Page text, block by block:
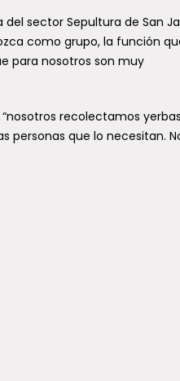
sector Sepultura de San
como grupo, la función
para nosotros son muy
recolectamos yerbas
personas que lo necesitan.
Gobierno del Maule
millonaria inversión
fortalecer la seguridad
Un importante paso para
seguridad en la Provincia de
Cauquenes dio el Consejo